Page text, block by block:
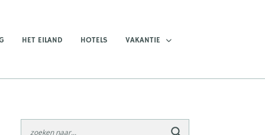
HET EILAND HOTELS VAKANTIE